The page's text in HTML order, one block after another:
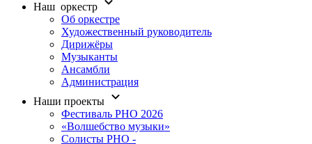
Наш оркестр
Об оркестре
Художественный руководитель
Дирижёры
Музыканты
Ансамбли
Администрация
Наши проекты
Фестиваль РНО 2026
«Волшебство музыки»
Солисты РНО -